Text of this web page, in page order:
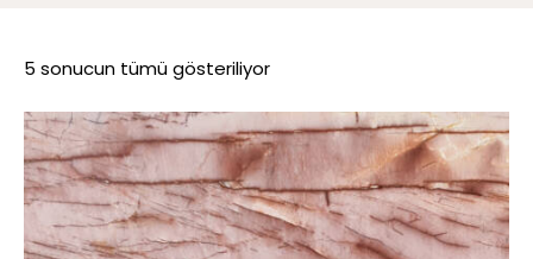
5 sonucun tümü gösteriliyor